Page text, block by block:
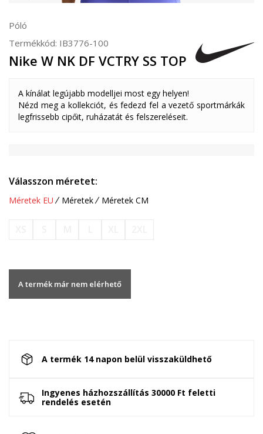
Póló
Termékkód: IB3776-100
Nike W NK DF VCTRY SS TOP
A kínálat legújabb modelljei most egy helyen!
Nézd meg a kollekciót, és fedezd fel a vezető sportmárkák
legfrissebb cipőit, ruházatát és felszereléseit.
Válasszon méretet:
Méretek EU Méretek Méretek CM
A termék már nem elérhető
A termék 14 napon belül visszaküldhető
Ingyenes házhozszállítás 30000 Ft feletti
rendelés esetén